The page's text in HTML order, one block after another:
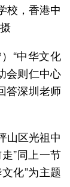
校，香港中
“中华文化
会则仁中心
答深圳老师
山区光祖中
”同上一节
化”为主题